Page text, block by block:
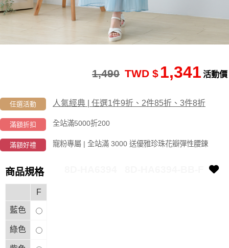
活動價
1,341
TWD $
1,490
任選活動 人氣經典 | 任選1件9折、2件85折、3件8折
滿額折扣 全站滿5000折200
滿額好禮 寵粉專屬 | 全站滿 3000 送優雅珍珠花瓣彈性腰鍊
商品規格
F
藍色
綠色